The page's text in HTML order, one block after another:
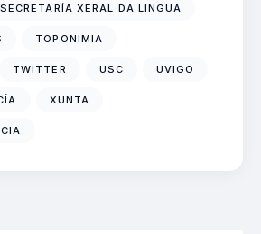
SECRETARÍA XERAL DA LINGUA
TOPONIMIA
TWITTER USC UVIGO
XUNTA